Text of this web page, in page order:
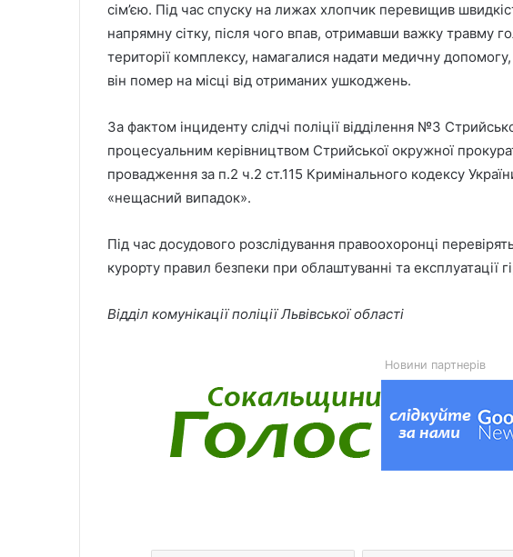
сім’єю. Під час спуску на лижах хлопчик перевищив
напрямну сітку, після чого впав, отримавши важку травму
території комплексу, намагалися надати медичну
він помер на місці від отриманих ушкоджень.
За фактом інциденту слідчі поліції відділення №3
процесуальним керівництвом Стрийської окружної
провадження за п.2 ч.2 ст.115 Кримінального кодексу
«нещасний випадок».
Під час досудового розслідування правоохоронці
курорту правил безпеки при облаштуванні та експлуатації
Відділ комунікації поліції Львівської області
Новини партнерів